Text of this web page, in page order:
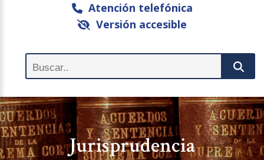
Atención telefónica
Versión accesible
Jurisprudencia